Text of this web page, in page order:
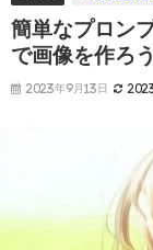
簡単なプロ
で画像を作ろ
2023年9月13日